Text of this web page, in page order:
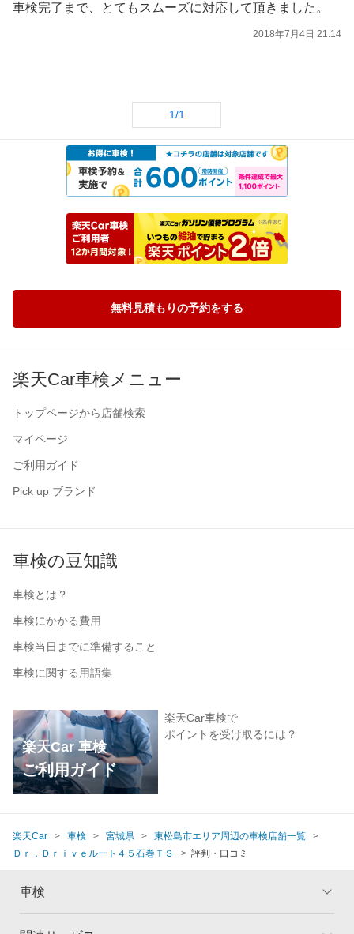
車検完了まで、とてもスムーズに対応して頂きました。
2018年7月4日 21:14
1/1
無料見積もりの予約をする
楽天Car車検メニュー
トップページから店舗検索
マイページ
ご利用ガイド
Pick up ブランド
車検の豆知識
車検とは？
車検にかかる費用
車検当日までに準備すること
車検に関する用語集
楽天Car 車検
ご利用ガイド
楽天Car車検で
ポイントを受け取るには？
楽天Car 車検 宮城県
東松島市エリア周辺の車検店舗一覧
Ｄｒ．Ｄｒｉｖｅルート４５石巻ＴＳ
評判・口コミ
車検